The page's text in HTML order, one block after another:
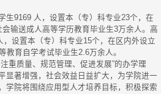
生9169 人，设置本（专）科专业23个，在
输送成人高等学历教育毕业生3万余人。高
设置本（专）科专业15个，在区内外设立
教育自学考试毕业生2.6万余人。
重质量、规范管理、促进发展”的办学理
显著增强，社会效益日益扩大，为学院进一
学院将围绕应用型人才培养目标，积极探索